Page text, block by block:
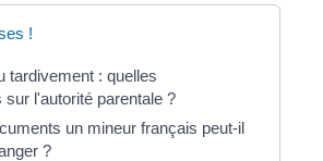
!
tardivement : quelles
l'autorité parentale ?
un mineur français peut-il
?